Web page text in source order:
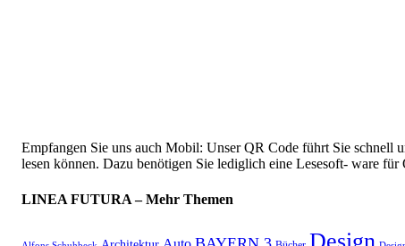
Empfangen Sie uns auch Mobil: Unser QR Code führt Sie schnell
lesen können. Dazu benötigen Sie lediglich eine Lesesoft- ware
LINEA FUTURA – Mehr Themen